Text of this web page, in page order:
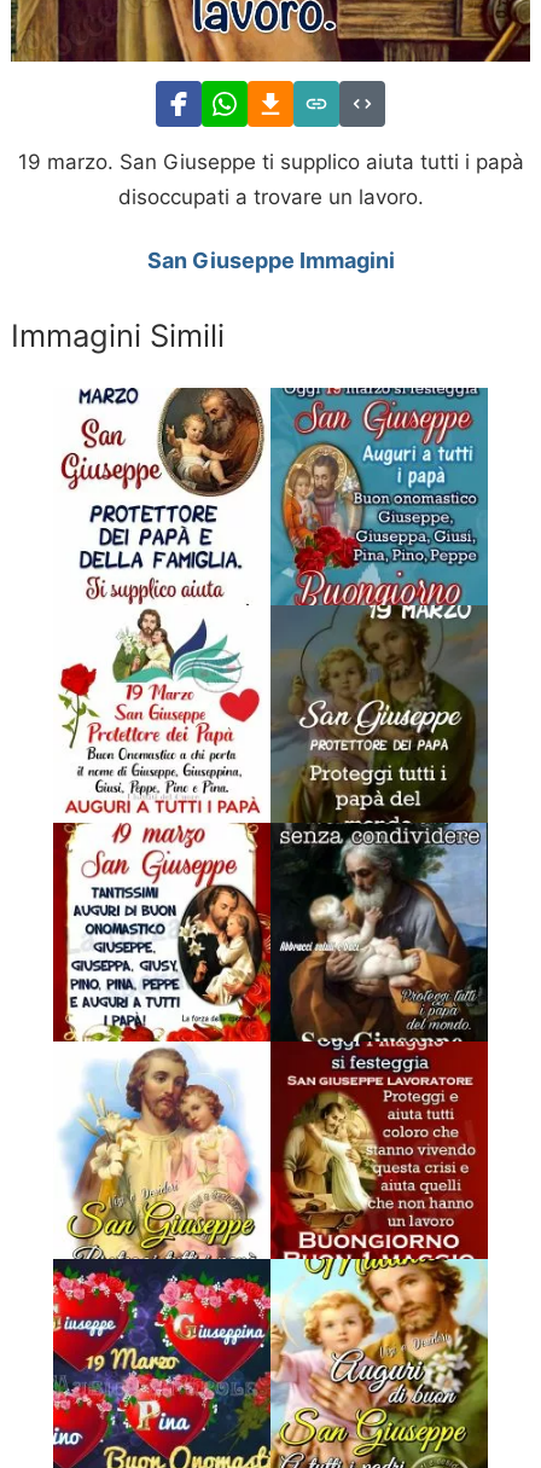
19 marzo. San Giuseppe ti supplico aiuta tutti i papà
disoccupati a trovare un lavoro.
San Giuseppe Immagini
Immagini Simili